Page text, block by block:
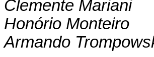
Clemente Mariani
Honório Monteiro
Armando